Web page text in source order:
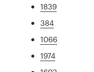
1839
384
1066
1974